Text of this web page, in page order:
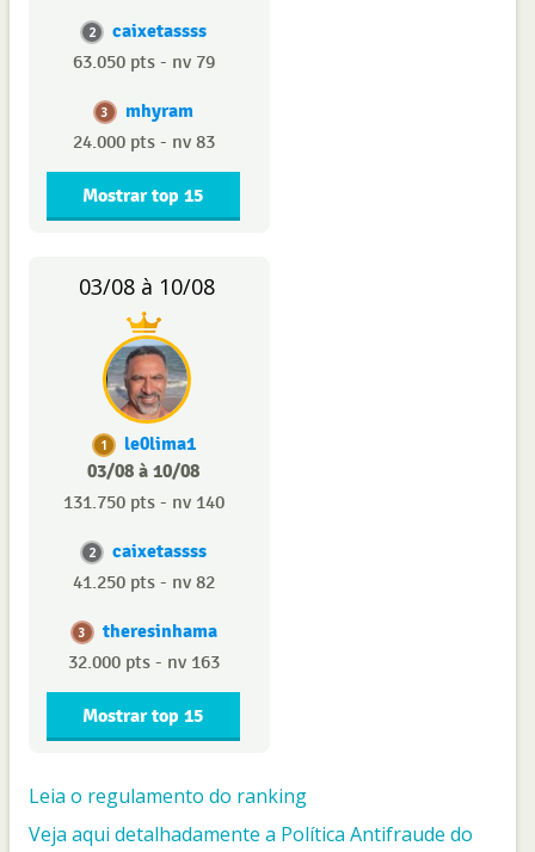
2 caixetassss
63.050 pts - nv 79
3 mhyram
24.000 pts - nv 83
Mostrar top 15
03/08 à 10/08
1
le0lima1
03/08 à 10/08
131.750 pts - nv 140
2 caixetassss
41.250 pts - nv 82
3 theresinhama
32.000 pts - nv 163
Mostrar top 15
Leia o regulamento do ranking
Veja aqui detalhadamente a Política Antifraude do